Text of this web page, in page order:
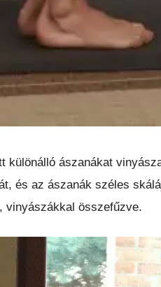
különálló ászanákat
és az ászanák széles
vinyászákkal összefűzve.